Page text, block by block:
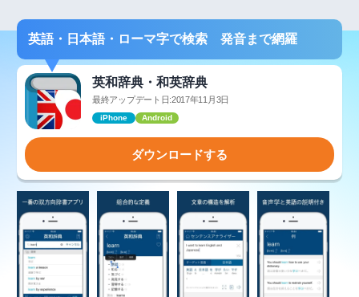
英語・日本語・ローマ字で検索 発音まで網羅
英和辞典・和英辞典
最終アップデート日:2017年11月3日
iPhone Android
ダウンロードする